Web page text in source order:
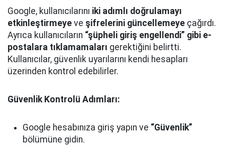
Google, kullanıcılarını iki adımlı doğrulamayı
etkinleştirmeye ve şifrelerini güncellemeye çağırdı.
Ayrıca kullanıcıların “şüpheli giriş engellendi” gibi e-
postalara tıklamamaları gerektiğini belirtti.
Kullanıcılar, güvenlik uyarılarını kendi hesapları
üzerinden kontrol edebilirler.
Güvenlik Kontrolü Adımları:
Google hesabınıza giriş yapın ve “Güvenlik”
bölümüne gidin.